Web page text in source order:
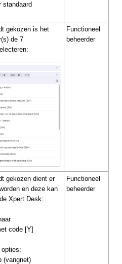
standaard
gekozen is het
de 7
Functioneel
beheerder
gekozen dient er
en deze kan
Xpert Desk:
code [Y]
(vangnet)
Functioneel
beheerder